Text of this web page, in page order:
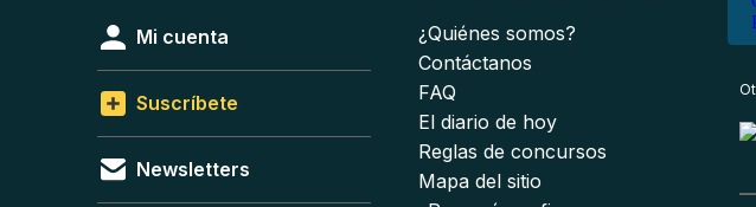
Mi cuenta
Suscríbete
Newsletters
¿Quiénes somos?
Contáctanos
FAQ
El diario de hoy
Reglas de concursos
Mapa del sitio